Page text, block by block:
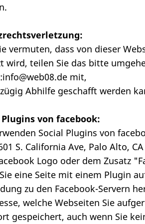
vermuten, dass von dieser
wird, teilen Sie das bitte
mit,
Abhilfe geschafft werden
von facebook:
Social Plugins von
S. California Ave, Palo Alto,
Logo oder dem Zusatz
eine Seite mit einem Plugin
zu den Facebook-Servern
welche Webseiten Sie
gespeichert, auch wenn Sie